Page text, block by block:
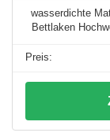
wasserdichte
Bettlaken